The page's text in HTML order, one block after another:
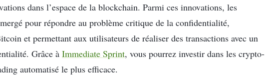
dans l’espace de la blockchain. Parmi ces innovations, les
pour répondre au problème critique de la confidentialité,
et permettant aux utilisateurs de réaliser des transactions avec un
Grâce à Immediate Sprint, vous pourrez investir dans les crypto-
automatisé le plus efficace.